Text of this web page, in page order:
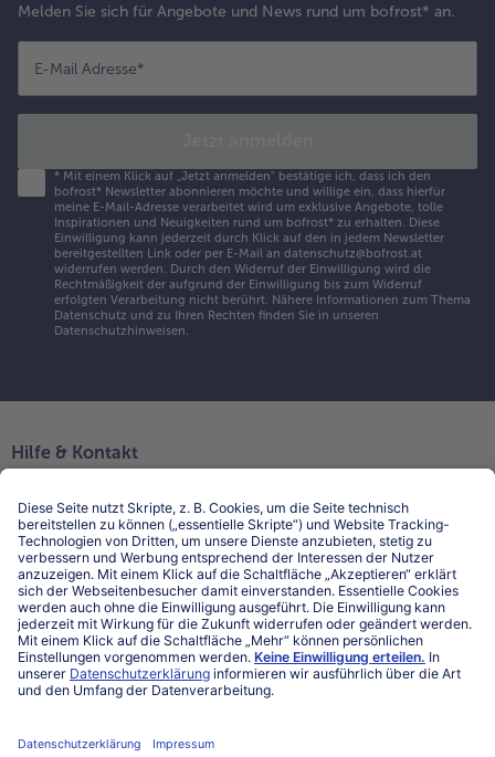
Melden Sie sich für Angebote und News rund um bofrost* an.
E-Mail Adresse*
* Mit einem Klick auf „Jetzt anmelden" bestätige ich, dass ich den
bofrost* Newsletter abonnieren möchte und willige ein, dass hierfür
meine E-Mail-Adresse verarbeitet wird um exklusive Angebote, tolle
Inspirationen und Neuigkeiten rund um bofrost* zu erhalten. Diese
Einwilligung kann jederzeit durch Klick auf den in jedem Newsletter
bereitgestellten Link oder per E-Mail an datenschutz@bofrost.at
widerrufen werden. Durch den Widerruf der Einwilligung wird die
Rechtmäßigkeit der aufgrund der Einwilligung bis zum Widerruf
erfolgten Verarbeitung nicht berührt. Nähere Informationen zum Thema
Datenschutz und zu Ihren Rechten finden Sie in unseren
Datenschutzhinweisen.
Hilfe & Kontakt
Kontakt
FAQ
Service
Unternehmen